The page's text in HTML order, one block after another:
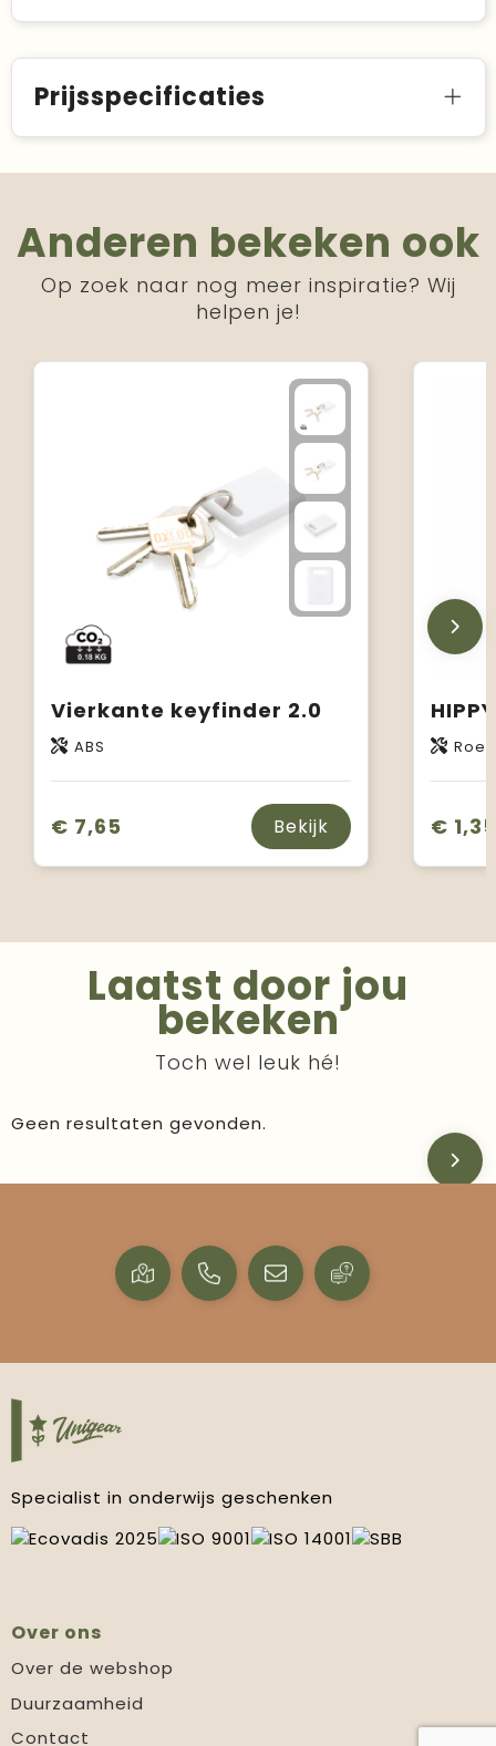
Prijsspecificaties
Anderen bekeken ook
Op zoek naar nog meer inspiratie? Wij
helpen je!
Vierkante keyfinder 2.0
ABS
€ 7,65 Bekijk € 1,35
Laatst door jou
bekeken
Toch wel leuk hé!
Geen resultaten gevonden.
Specialist in onderwijs geschenken
Over ons
Over de webshop
Duurzaamheid
Contact